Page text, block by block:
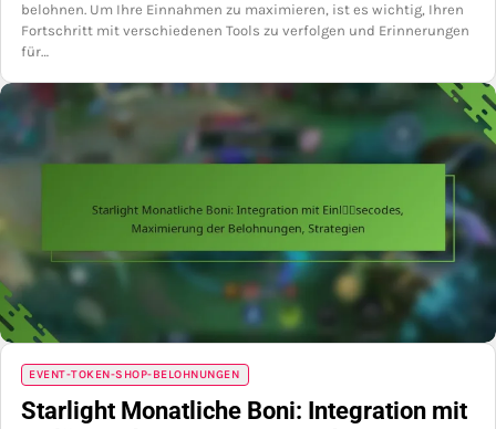
belohnen. Um Ihre Einnahmen zu maximieren, ist es wichtig, Ihren
Fortschritt mit verschiedenen Tools zu verfolgen und Erinnerungen
für…
EVENT-TOKEN-SHOP-BELOHNUNGEN
Starlight Monatliche Boni: Integration mit